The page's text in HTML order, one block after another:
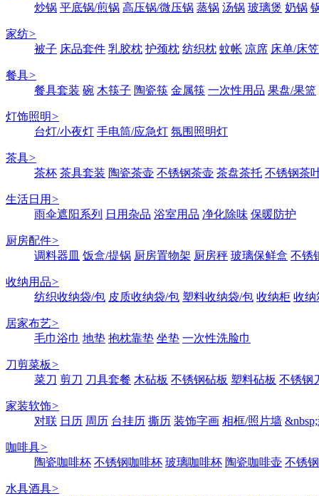
炒锅 平底锅/煎锅 高压锅/微压锅 蒸锅 汤锅 玻璃煲 奶锅
家纺>
被子 床品套件 乳胶枕 护颈枕 纺织枕 蚊帐 凉席 床单/床笠
餐具>
餐具套装 碗 木筷子 陶瓷筷 金属筷 一次性用品 果盘/果篮
灯饰照明>
台灯/小夜灯 手电筒/应急灯 氛围照明灯
茶具>
茶杯 茶具套装 陶瓷茶壶 不锈钢茶壶 茶盘茶托 不锈钢茶
生活日用 >
雨伞遮阳系列
日用杂品 浴室用品 净化除味 保暖防护
厨房配件>
调料器皿 饭盒/提锅 厨房置物架 厨房秤 玻璃保鲜盒 不锈
收纳用品>
纺织收纳袋/包 皮质收纳袋/包 塑料收纳袋/包 收纳柜 收纳
居家布艺>
毛巾浴巾 地垫 抱枕靠垫 坐垫 一次性洗脸巾
刀剪菜板>
菜刀 剪刀 刀具套餐 木砧板 不锈钢砧板 塑料砧板 不锈钢
家装软饰>
对联 日历 周历 台挂历 撕历 装饰字画 相框/照片墙
咖啡具>
陶瓷咖啡杯 不锈钢咖啡杯 玻璃咖啡杯 陶瓷咖啡壶 不锈
水具酒具>